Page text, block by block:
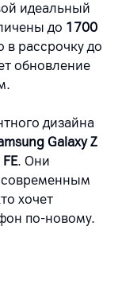
идеальный
до 1700
рассрочку до
обновление
дизайна
Galaxy Z
. Они
современным
хочет
по-новому.